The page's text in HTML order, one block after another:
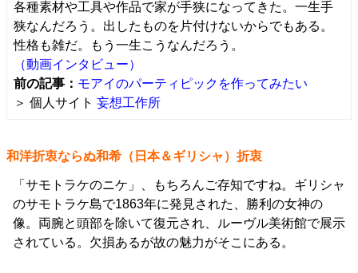
各種素材や工具や作品で家が手狭になってきた。一生手
狭なんだろう。出したものを片付けないからでもある。
性格も雑だ。もう一生こうなんだろう。
（動画インタビュー）
前の記事： モアイのパーティピックを作ってみたい
＞ 個人サイト 妄想工作所
和洋折衷ならぬ和希（日本＆ギリシャ）折衷
「サモトラケのニケ」、もちろんご存知ですね。ギリシャ
のサモトラケ島で1863年に発見された、勝利の女神の
像。両腕と頭部を除いて復元され、ルーヴル美術館で展示
されている。欠損あるが故の魅力がそこにある。